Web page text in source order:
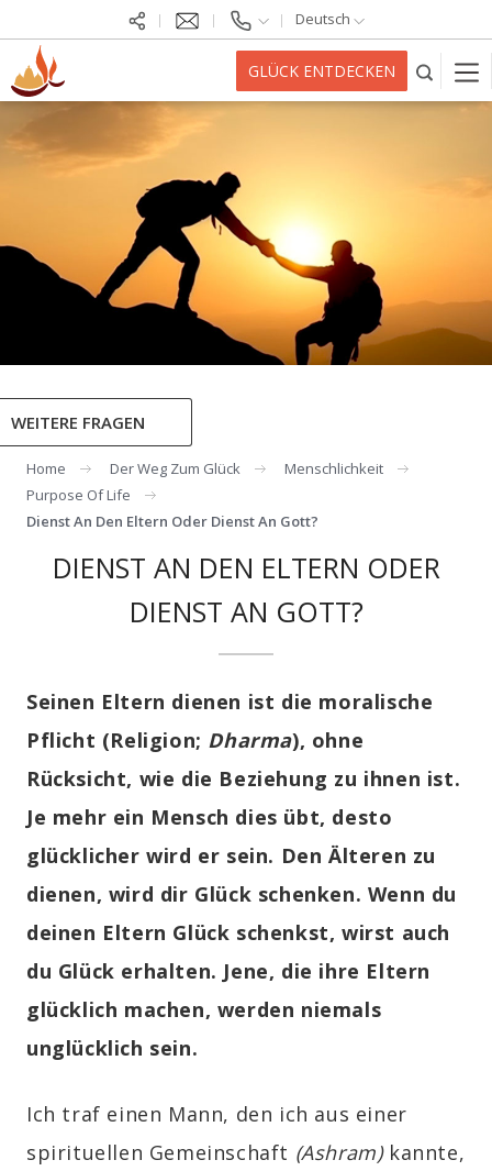
Deutsch
GLÜCK ENTDECKEN
WEITERE FRAGEN
Home Der Weg Zum Glück
Menschlichkeit
Purpose Of Life
Dienst An Den Eltern Oder Dienst An Gott?
DIENST AN DEN ELTERN ODER
DIENST AN GOTT?
Seinen Eltern dienen ist die moralische
Pflicht (Religion; Dharma), ohne
Rücksicht, wie die Beziehung zu ihnen ist.
Je mehr ein Mensch dies übt, desto
glücklicher wird er sein. Den Älteren zu
dienen, wird dir Glück schenken. Wenn du
deinen Eltern Glück schenkst, wirst auch
du Glück erhalten. Jene, die ihre Eltern
glücklich machen, werden niemals
unglücklich sein.
Ich traf einen Mann, den ich aus einer
spirituellen Gemeinschaft (Ashram)kannte,